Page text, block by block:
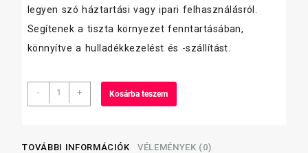
legyen szó háztartási vagy ipari felhasználásról.
Segítenek a tiszta környezet fenntartásában,
könnyítve a hulladékkezelést és -szállítást.
-
szemeteszsák
160
cm,
+ Kosárba teszem
TOVÁBBI INFORMÁCIÓK VÉLEMÉNYEK (0)